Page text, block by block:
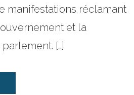
manifestations réclamant
et la
[…]